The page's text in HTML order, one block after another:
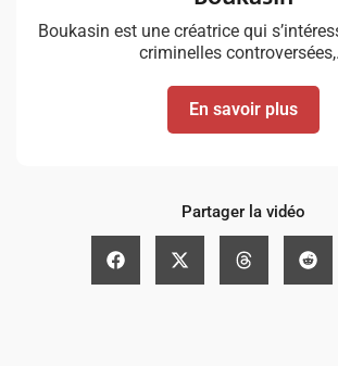
Boukasin est une créatrice qui
criminelles
En savoir plus
Partager la vidéo